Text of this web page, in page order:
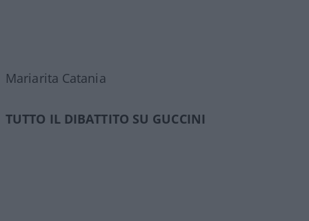
Mariarita Catania
TUTTO IL DIBATTITO SU GUCCINI